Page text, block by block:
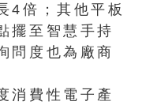
4倍；其他平板
擺至智慧手持
問度也為廠商
消費性電子產